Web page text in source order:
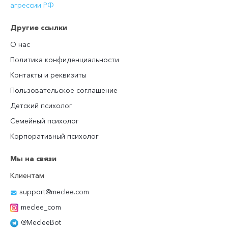
агрессии РФ
Другие ссылки
О нас
Политика конфиденциальности
Контакты и реквизиты
Пользовательское соглашение
Детский психолог
Семейный психолог
Корпоративный психолог
Мы на связи
Клиентам
support@meclee.com
meclee_com
@MecleeBot